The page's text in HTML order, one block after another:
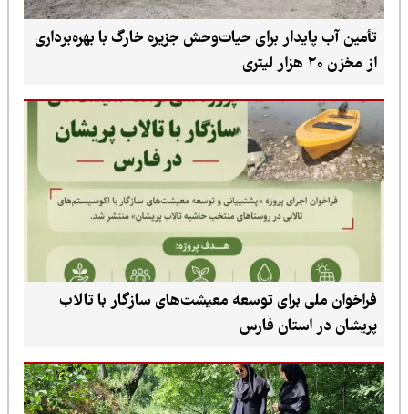
تأمین آب پایدار برای حیات‌وحش جزیره خارگ با بهره‌برداری
از مخزن ۲۰ هزار لیتری
فراخوان ملی برای توسعه معیشت‌های سازگار با تالاب
پریشان در استان فارس